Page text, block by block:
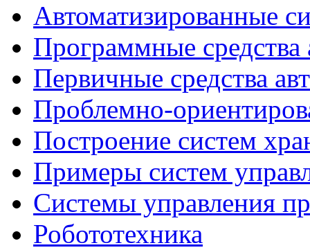
Автоматизированные
Программные средства
Первичные средства
Проблемно-
Построение систем
Примеры систем
Системы управления
Робототехника